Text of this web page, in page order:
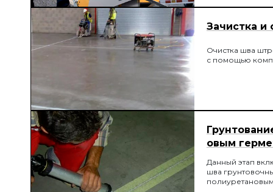
Зачистка и
Очистка шва
с помощью
овым
Данный этап
шва